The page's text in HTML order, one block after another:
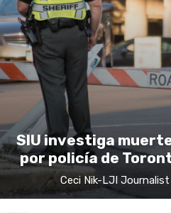
SIU investiga
por policía de
Ceci Nik-LJI Journalist